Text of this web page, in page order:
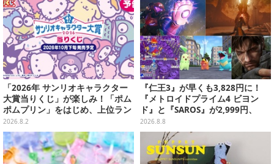
「2026年 サンリオキャラクター
大賞当りくじ」が楽しみ！「ポム
ポムプリン」をはじめ、上位ラン
クインが登場するスペシャル企画
2026.8.2
『仁王3』が早くも3,828円に！
『メトロイドプライム4 ビヨン
ド』と『SAROS』が2,999円、
『メタルギアソリッド Δ』は2,49
9円─ゲオ店舗＆ストアのゲームセ
ールは8月8日から
2026.8.8